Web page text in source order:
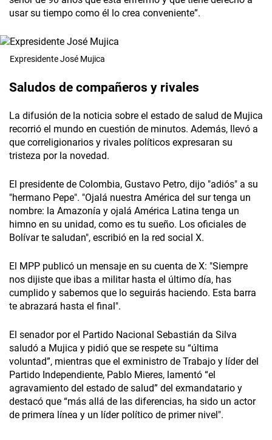
usar su tiempo como él lo crea conveniente”.
Expresidente José Mujica
Saludos de compañeros y rivales
La difusión de la noticia sobre el estado de salud de Mujica
recorrió el mundo en cuestión de minutos. Además, llevó a
que correligionarios y rivales políticos expresaran su
tristeza por la novedad.
El presidente de Colombia, Gustavo Petro, dijo "adiós" a su
"hermano Pepe". "Ojalá nuestra América del sur tenga un
nombre: la Amazonía y ojalá América Latina tenga un
himno en su unidad, como es tu sueño. Los oficiales de
Bolívar te saludan", escribió en la red social X.
El MPP publicó un mensaje en su cuenta de X: "Siempre
nos dijiste que ibas a militar hasta el último día, has
cumplido y sabemos que lo seguirás haciendo. Esta barra
te abrazará hasta el final".
El senador por el Partido Nacional Sebastián da Silva
saludó a Mujica y pidió que se respete su “última
voluntad”, mientras que el exministro de Trabajo y líder del
Partido Independiente, Pablo Mieres, lamentó “el
agravamiento del estado de salud” del exmandatario y
destacó que “más allá de las diferencias, ha sido un actor
de primera línea y un líder político de primer nivel".